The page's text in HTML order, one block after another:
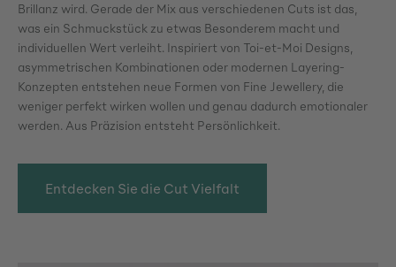
Brillanz wird. Gerade der Mix aus verschiedenen Cuts ist das,
was ein Schmuckstück zu etwas Besonderem macht und
individuellen Wert verleiht. Inspiriert von Toi-et-Moi Designs,
asymmetrischen Kombinationen oder modernen Layering-
Konzepten entstehen neue Formen von Fine Jewellery, die
weniger perfekt wirken wollen und genau dadurch emotionaler
werden. Aus Präzision entsteht Persönlichkeit.
Entdecken Sie die Cut Vielfalt